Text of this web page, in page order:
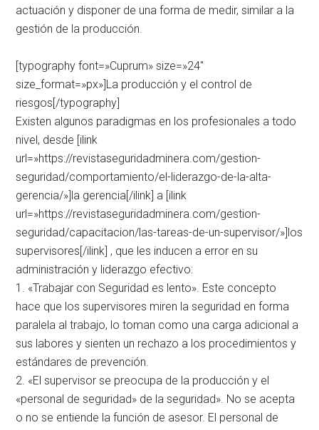
actuación y disponer de una forma de medir, similar a la
gestión de la producción.
[typography font=»Cuprum» size=»24″
size_format=»px»]La producción y el control de
riesgos[/typography]
Existen algunos paradigmas en los profesionales a todo
nivel, desde [ilink
url=»https://revistaseguridadminera.com/gestion-
seguridad/comportamiento/el-liderazgo-de-la-alta-
gerencia/»]la gerencia[/ilink] a [ilink
url=»https://revistaseguridadminera.com/gestion-
seguridad/capacitacion/las-tareas-de-un-supervisor/»]los
supervisores[/ilink] , que les inducen a error en su
administración y liderazgo efectivo:
1. «Trabajar con Seguridad es lento». Este concepto
hace que los supervisores miren la seguridad en forma
paralela al trabajo, lo toman como una carga adicional a
sus labores y sienten un rechazo a los procedimientos y
estándares de prevención.
2. «El supervisor se preocupa de la producción y el
«personal de seguridad» de la seguridad». No se acepta
o no se entiende la función de asesor. El personal de